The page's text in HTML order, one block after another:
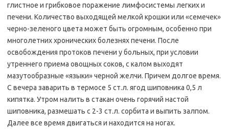
глистное и грибковое поражение лимфосистемы легких и
печени. Количество выходящей мелкой крошки или «семечек»
черно-зеленого цвета может быть огромным, особенно при
многолетних хронических болезнях печени. После
освобождения протоков печени у больных, при условии
утреннего приема овощных соков, с калом выходят
мазутообразные «языки» черной желчи. Причем долгое время.
С вечера заварить в термосе 5 ст.л. ягод шиповника 0,5 л
кипятка. Утром налить в стакан очень горячий настой
шиповника, размешать с 2-3 ст.л. сорбита и выпить залпом.
Далее все время двигаться и находится на ногах.